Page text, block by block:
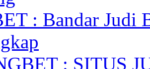
: Bandar Judi
: SITUS